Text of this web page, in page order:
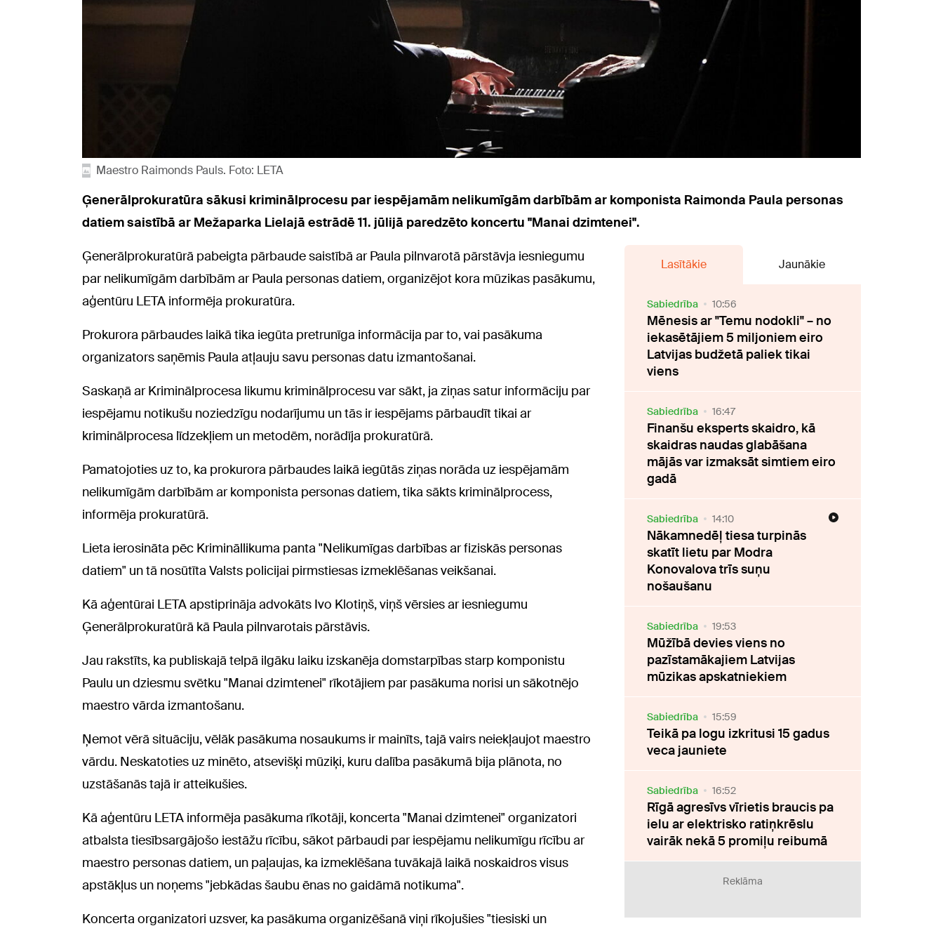
Maestro Raimonds Pauls. Foto: LETA
Ģenerālprokuratūra sākusi kriminālprocesu par iespējamām nelikumīgām darbībām ar komponista Raimonda Paula personas
datiem saistībā ar Mežaparka Lielajā estrādē 11. jūlijā paredzēto koncertu "Manai dzimtenei".
Ģenerālprokuratūrā pabeigta pārbaude saistībā ar Paula pilnvarotā pārstāvja iesniegumu
par nelikumīgām darbībām ar Paula personas datiem, organizējot kora mūzikas pasākumu,
aģentūru LETA informēja prokuratūra.
Prokurora pārbaudes laikā tika iegūta pretrunīga informācija par to, vai pasākuma
organizators saņēmis Paula atļauju savu personas datu izmantošanai.
Saskaņā ar Kriminālprocesa likumu kriminālprocesu var sākt, ja ziņas satur informāciju par
iespējamu notikušu noziedzīgu nodarījumu un tās ir iespējams pārbaudīt tikai ar
kriminālprocesa līdzekļiem un metodēm, norādīja prokuratūrā.
Pamatojoties uz to, ka prokurora pārbaudes laikā iegūtās ziņas norāda uz iespējamām
nelikumīgām darbībām ar komponista personas datiem, tika sākts kriminālprocess,
informēja prokuratūrā.
Lieta ierosināta pēc Krimināllikuma panta "Nelikumīgas darbības ar fiziskās personas
datiem" un tā nosūtīta Valsts policijai pirmstiesas izmeklēšanas veikšanai.
Kā aģentūrai LETA apstiprināja advokāts Ivo Klotiņš, viņš vērsies ar iesniegumu
Ģenerālprokuratūrā kā Paula pilnvarotais pārstāvis.
Jau rakstīts, ka publiskajā telpā ilgāku laiku izskanēja domstarpības starp komponistu
Paulu un dziesmu svētku "Manai dzimtenei" rīkotājiem par pasākuma norisi un sākotnējo
maestro vārda izmantošanu.
Ņemot vērā situāciju, vēlāk pasākuma nosaukums ir mainīts, tajā vairs neiekļaujot maestro
vārdu. Neskatoties uz minēto, atsevišķi mūziķi, kuru dalība pasākumā bija plānota, no
uzstāšanās tajā ir atteikušies.
Kā aģentūru LETA informēja pasākuma rīkotāji, koncerta "Manai dzimtenei" organizatori
atbalsta tiesībsargājošo iestāžu rīcību, sākot pārbaudi par iespējamu nelikumīgu rīcību ar
maestro personas datiem, un paļaujas, ka izmeklēšana tuvākajā laikā noskaidros visus
apstākļus un noņems "jebkādas šaubu ēnas no gaidāmā notikuma".
Koncerta organizatori uzsver, ka pasākuma organizēšanā viņi rīkojušies "tiesiski un
Lasītākie Jaunākie
Sabiedrība 10:56
Mēnesis ar "Temu nodokli" – no
iekasētājiem 5 miljoniem eiro
Latvijas budžetā paliek tikai
viens
Sabiedrība 16:47
Finanšu eksperts skaidro, kā
skaidras naudas glabāšana
mājās var izmaksāt simtiem eiro
gadā
Sabiedrība 14:10
Nākamnedēļ tiesa turpinās
skatīt lietu par Modra
Konovalova trīs suņu
nošaušanu
Sabiedrība 19:53
Mūžībā devies viens no
pazīstamākajiem Latvijas
mūzikas apskatniekiem
Sabiedrība 15:59
Teikā pa logu izkritusi 15 gadus
veca jauniete
Sabiedrība 16:52
Rīgā agresīvs vīrietis braucis pa
ielu ar elektrisko ratiņkrēslu
vairāk nekā 5 promiļu reibumā
Reklāma